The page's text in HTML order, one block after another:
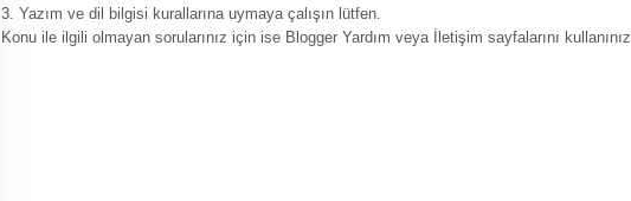
3. Yazım ve dil bilgisi kurallarına uymaya çalışın lütfen.
Konu ile ilgili olmayan sorularınız için ise Blogger Yardım veya İletişim sayfalarını kullanınız.